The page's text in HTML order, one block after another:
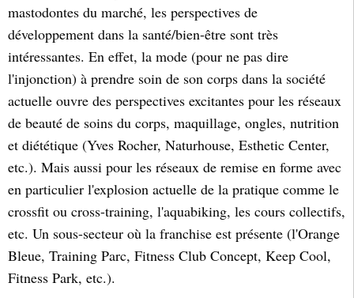
mastodontes du marché, les perspectives de
développement dans la santé/bien-être sont très
intéressantes. En effet, la mode (pour ne pas dire
l'injonction) à prendre soin de son corps dans la société
actuelle ouvre des perspectives excitantes pour les réseaux
de beauté de soins du corps, maquillage, ongles, nutrition
et diététique (Yves Rocher, Naturhouse, Esthetic Center,
etc.). Mais aussi pour les réseaux de remise en forme avec
en particulier l'explosion actuelle de la pratique comme le
crossfit ou cross-training, l'aquabiking, les cours collectifs,
etc. Un sous-secteur où la franchise est présente (l'Orange
Bleue, Training Parc, Fitness Club Concept, Keep Cool,
Fitness Park, etc.).